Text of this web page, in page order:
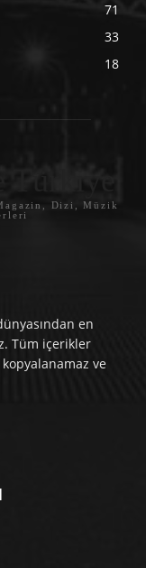
71
33
18
Türkiye
Dizi, Müzik
en
Tüm içerikler
ve